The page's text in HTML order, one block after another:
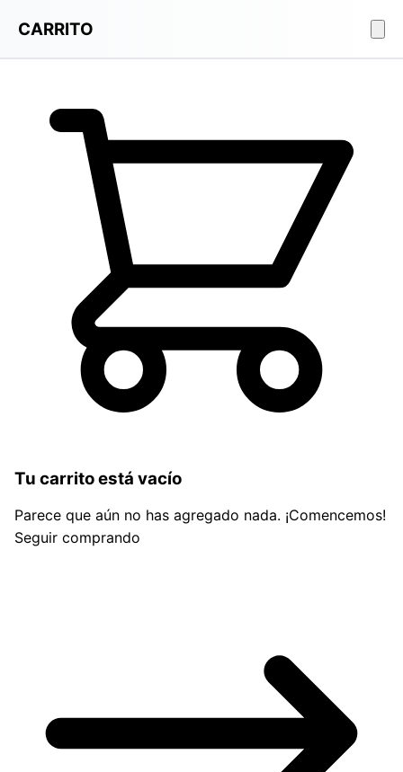
CARRITO
Tu carrito está vacío
Parece que aún no has agregado nada. ¡Comencemos!
Seguir comprando